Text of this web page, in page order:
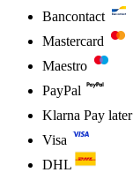
Bancontact
Mastercard
Maestro
PayPal
Klarna Pay later
Visa
DHL